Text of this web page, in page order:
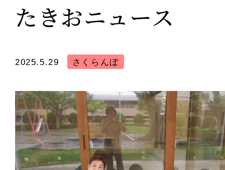
たきおニュース
2025.5.29 さくらんぼ